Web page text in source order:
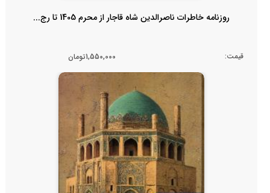
روزنامه خاطرات ناصرالدین شاه قاجار از محرم 1405 تا رج...
قیمت: 1,550,000تومان